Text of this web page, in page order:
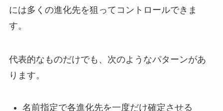
には多くの進化先を狙ってコントロールできま
す。
代表的なものだけでも、次のようなパターンがあ
ります。
名前指定で各進化先を一度だけ確定させる